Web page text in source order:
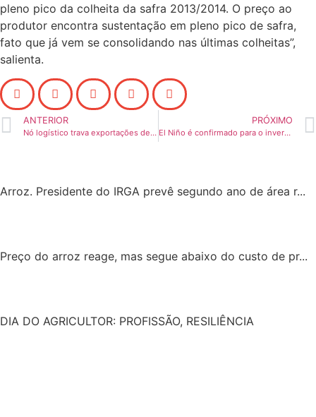
pleno pico da colheita da safra 2013/2014. O preço ao
produtor encontra sustentação em pleno pico de safra,
fato que já vem se consolidando nas últimas colheitas”,
salienta.
ANTERIOR
Nó logístico trava exportações de arroz
PRÓXIMO
El Niño é confirmado para o inverno 2014
Arroz. Presidente do IRGA prevê segundo ano de área r...
Preço do arroz reage, mas segue abaixo do custo de pr...
DIA DO AGRICULTOR: PROFISSÃO, RESILIÊNCIA